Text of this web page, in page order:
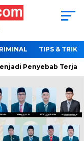
TIPS & TRIK
Penyebab Terjaring